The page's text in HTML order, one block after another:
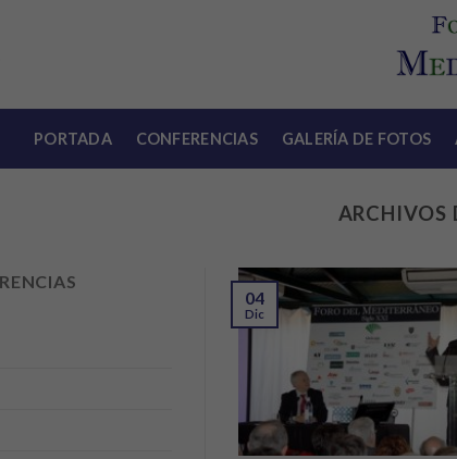
PORTADA CONFERENCIAS GALERÍA DE FOTOS
ARCHIVOS
04
Dic